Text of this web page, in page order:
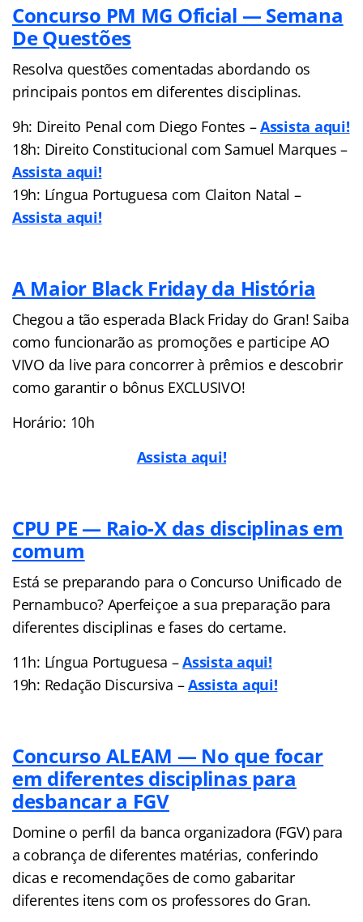
Concurso PM MG Oficial — Semana
De Questões
Resolva questões comentadas abordando os
principais pontos em diferentes disciplinas.
9h: Direito Penal com Diego Fontes –Assista aqui!
18h: Direito Constitucional com Samuel Marques –
Assista aqui!
19h: Língua Portuguesa com Claiton Natal –
Assista aqui!
A Maior Black Friday da História
Chegou a tão esperada Black Friday do Gran! Saiba
como funcionarão as promoções e participe AO
VIVO da live para concorrer à prêmios e descobrir
como garantir o bônus EXCLUSIVO!
Horário: 10h
Assista aqui!
CPU PE — Raio-X das disciplinas em
comum
Está se preparando para o Concurso Unificado de
Pernambuco? Aperfeiçoe a sua preparação para
diferentes disciplinas e fases do certame.
11h: Língua Portuguesa –Assista aqui!
19h: Redação Discursiva –Assista aqui!
Concurso ALEAM — No que focar
em diferentes disciplinas para
desbancar a FGV
Domine o perfil da banca organizadora (FGV) para
a cobrança de diferentes matérias, conferindo
dicas e recomendações de como gabaritar
diferentes itens com os professores do Gran.